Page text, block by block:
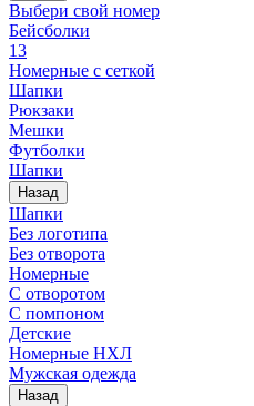
Выбери свой номер
Бейсболки
13
Номерные с сеткой
Шапки
Рюкзаки
Мешки
Футболки
Шапки
Назад
Шапки
Без логотипа
Без отворота
Номерные
С отворотом
С помпоном
Детские
Номерные НХЛ
Мужская одежда
Назад